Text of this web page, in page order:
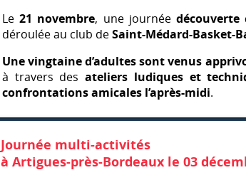
Le21 novembre, une journée découverte
déroulée au club deSaint-Médard-Basket-
Une vingtaine d’adultes sont venus
à travers desateliers ludiques et
confrontations amicales l’après-midi.
Journée multi-activités
à Artigues-près-Bordeaux le 03